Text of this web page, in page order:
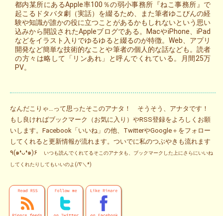
都内某所にあるApple率100％の弱小事務所『ねこ事務所』で
起こるドタバタ劇（実話）を綴るため、また筆者ゆこびんの経
験や知識が誰かの役に立つことがあるかもしれないという思い
込みから開設されたAppleブログである。MacやiPhone、iPad
などをイラスト入りでゆるゆると綴るのが特徴。Web、アプリ
開発など簡単な技術的なことや筆者の個人的な話なども。読者
の方々は略して「リンあれ」と呼んでくれている。月間25万
PV。
なんだこりゃ…って思ったそこのアナタ！ そうそう、アナタです！
もし良ければブックマーク（お気に入り）やRSS登録をよろしくお願
いします。Facebook「いいね」の他、TwitterやGoogle＋をフォロー
してくれると更新情報が流れます。ついでに私のつぶやきも流れます
٩(๑❛ᴗ❛๑)۶
いつも読んでくれてるそこのアナタも、ブックマークした上にさらにいいね
してくれたりしてもいいのよ(/∇＼*)